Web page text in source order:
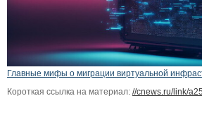
Главные мифы о миграции виртуальной
Короткая ссылка на материал: //cnews.ru/link/